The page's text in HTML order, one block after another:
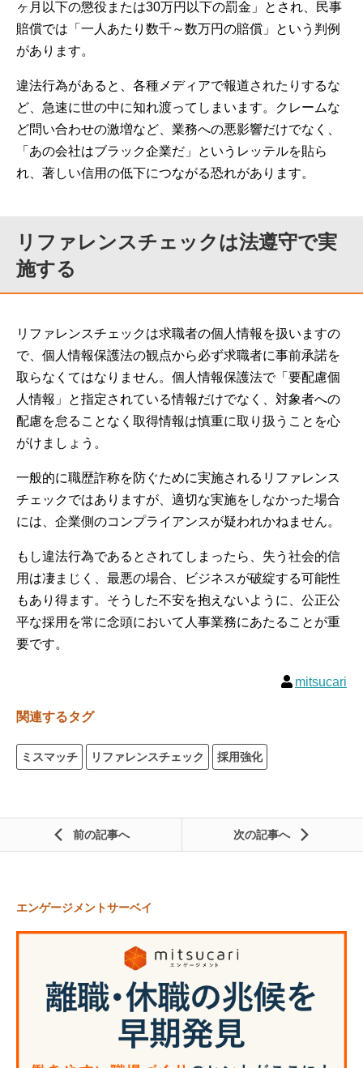
ヶ月以下の懲役または30万円以下の罰金」とされ、民事
賠償では「一人あたり数千～数万円の賠償」という判例
があります。
違法行為があると、各種メディアで報道されたりするな
ど、急速に世の中に知れ渡ってしまいます。クレームな
ど問い合わせの激増など、業務への悪影響だけでなく、
「あの会社はブラック企業だ」というレッテルを貼ら
れ、著しい信用の低下につながる恐れがあります。
リファレンスチェックは法遵守で実
施する
リファレンスチェックは求職者の個人情報を扱いますの
で、個人情報保護法の観点から必ず求職者に事前承諾を
取らなくてはなりません。個人情報保護法で「要配慮個
人情報」と指定されている情報だけでなく、対象者への
配慮を怠ることなく取得情報は慎重に取り扱うことを心
がけましょう。
一般的に職歴詐称を防ぐために実施されるリファレンス
チェックではありますが、適切な実施をしなかった場合
には、企業側のコンプライアンスが疑われかねません。
もし違法行為であるとされてしまったら、失う社会的信
用は凄まじく、最悪の場合、ビジネスが破綻する可能性
もあり得ます。そうした不安を抱えないように、公正公
平な採用を常に念頭において人事業務にあたることが重
要です。
mitsucari
関連するタグ
ミスマッチ リファレンスチェック 採用強化
前の記事 次の記事
エンゲージメントサーベイ